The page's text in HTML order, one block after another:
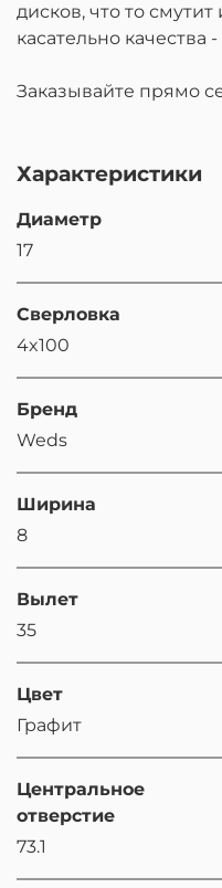
дисков, что то
касательно качества
Заказывайте прямо
Характеристики
Диаметр
17
Сверловка
4x100
Бренд
Weds
Ширина
8
Вылет
35
Цвет
Графит
Центральное
отверстие
73.1